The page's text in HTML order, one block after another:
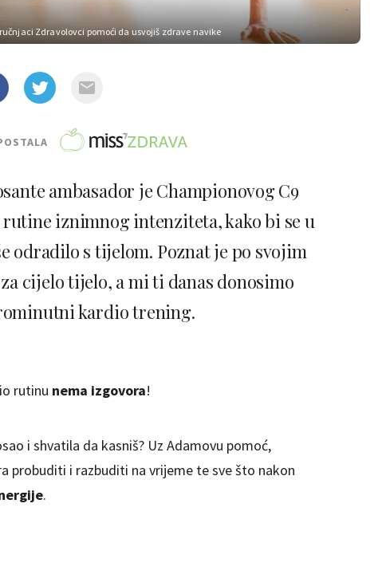
Zdravolovci pomoći da usvojiš zdrave navike
ambasador je Championovog C9
iznimnog intenziteta, kako bi se u
odradilo s tijelom. Poznat je po svojim
cijelo tijelo, a mi ti danas donosimo
kardio trening.
rutinu nema izgovora!
i shvatila da kasniš? Uz Adamovu pomoć,
probuditi i razbuditi na vrijeme te sve što nakon
.